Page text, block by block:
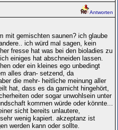
Antworten
mit gemischten saunen? ich glaube
ich würd mal sagen, kein
fresse hat was bei den bioladies zu
einiges hat abschneiden lassen.
oder ein kleines ego unbedingt
alles dran- setzend, da
die mehr- heitliche meinung aller
hat, dass es da garnicht hingehört,
oder sogar unwohlsein unter
kommen würde oder könnte...
sicht bereits unlautere,
wenig kapiert. akzeptanz ist
werden kann oder sollte.